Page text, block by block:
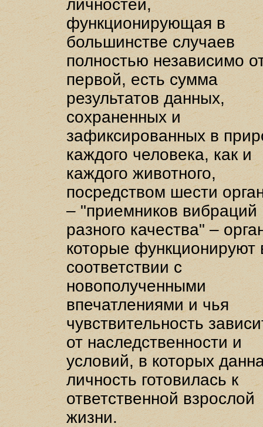
личностей,
функционирующая в
большинстве случаев
полностью независимо
первой, есть сумма
результатов данных,
сохраненных и
зафиксированных в
каждого человека, как и
каждого животного,
посредством шести
– "приемников вибраций
разного качества" –
которые функционируют
соответствии с
новополученными
впечатлениями и чья
чувствительность
от наследственности и
условий, в которых
личность готовилась к
ответственной взрослой
жизни.